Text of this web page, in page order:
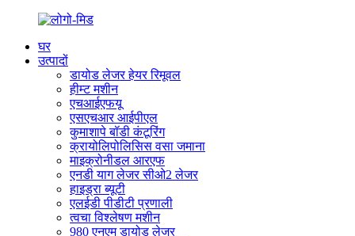
घर
उत्पादों
डायोड लेजर हेयर रिमूवल
हीम्ट मशीन
एचआईएफयू
एसएचआर आईपीएल
कुमाशापे बॉडी कंटूरिंग
क्रायोलिपोलिसिस वसा जमाना
माइक्रोनीडल आरएफ
एनडी याग लेजर सीओ2 लेजर
हाइड्रा ब्यूटी
एलईडी पीडीटी प्रणाली
त्वचा विश्लेषण मशीन
980 एनएम डायोड लेजर